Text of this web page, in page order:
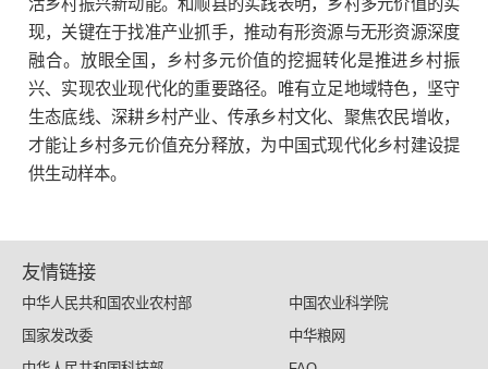
现，关键在于找准产业抓手，推动有形资源与无形资源深度
融合。放眼全国，乡村多元价值的挖掘转化是推进乡村振
兴、实现农业现代化的重要路径。唯有立足地域特色，坚守
生态底线、深耕乡村产业、传承乡村文化、聚焦农民增收，
才能让乡村多元价值充分释放，为中国式现代化乡村建设提
供生动样本。
友情链接
中华人民共和国农业农村部
中国农业科学院
国家发改委
中华粮网